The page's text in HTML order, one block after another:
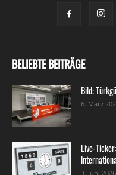
BELIEBTE BEITRÄGE
Bild:
6. März
Live-
3. Juni 2026